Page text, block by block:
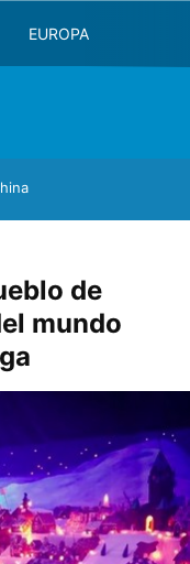
EUROPA
de
mundo